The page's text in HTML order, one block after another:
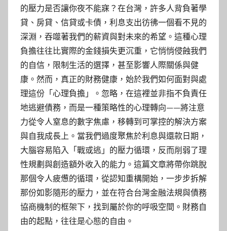
的壓力是否讓你夜不能寐？在台灣，許多人背負著學
貸、房貸、信貸或卡債，利息支出彷彿一個看不見的
深淵，吞噬著我們的薪資與對未來的希望。這種心理
負擔往往比實際的金錢損失更沉重，它悄悄侵蝕我們
的自信，限制生活的選擇，甚至影響人際關係與健
康。然而，真正的財務健康，始於我們如何面對與處
理這份「心理負擔」。忽略，在這裡並非指不負責任
地逃避債務，而是一種策略性的心理轉向——將注意
力從令人窒息的數字焦慮，移轉到可掌控的解決方案
與自我成長上。當我們過度聚焦於利息與還款日期，
大腦容易陷入「戰或逃」的壓力循環，反而削弱了理
性規劃與創造額外收入的能力。這篇文章將帶你跳脫
那個令人疲憊的循環，從認知重構開始，一步步拆解
那份如影隨形的壓力，並在符合台灣金融法規與債務
協商機制的框架下，找到屬於你的呼吸空間。財務自
由的起點，往往是心態的自由。